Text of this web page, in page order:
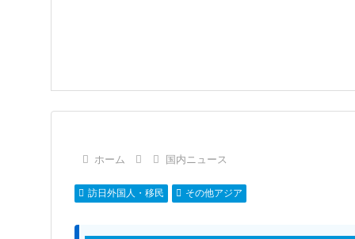
ホーム 国内ニュース
訪日外国人・移民 その他アジア